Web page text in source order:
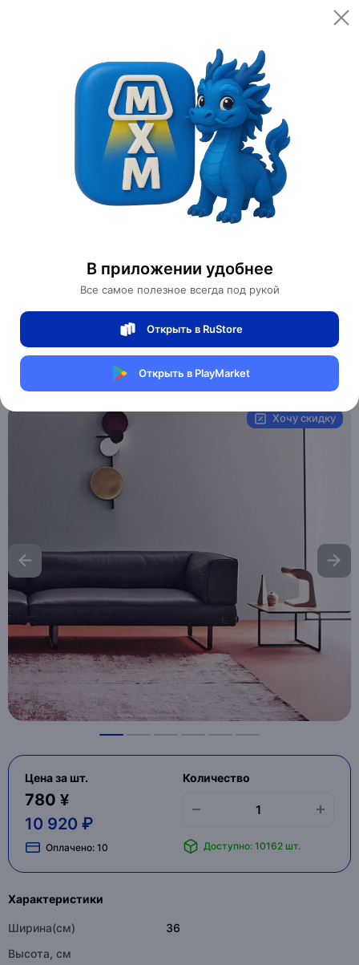
В приложении удобнее
Все самое полезное всегда под рукой
Открыть в RuStore
Открыть в PlayMarket
Открыть
Категории Освещение Светильники
фиолетовый, металл, LED.
Магазин Table lamps
MAI__HE_MAI__HAKAN
Хочу скидку
Цена за шт.
780 ¥
10 920 ₽
Оплачено: 10
Количество
Доступно: 10162 шт.
Характеристики
Ширина(см)
36
Высота, см